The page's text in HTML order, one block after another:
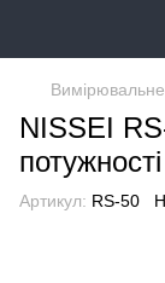
NISSEI
Артикул: RS-50